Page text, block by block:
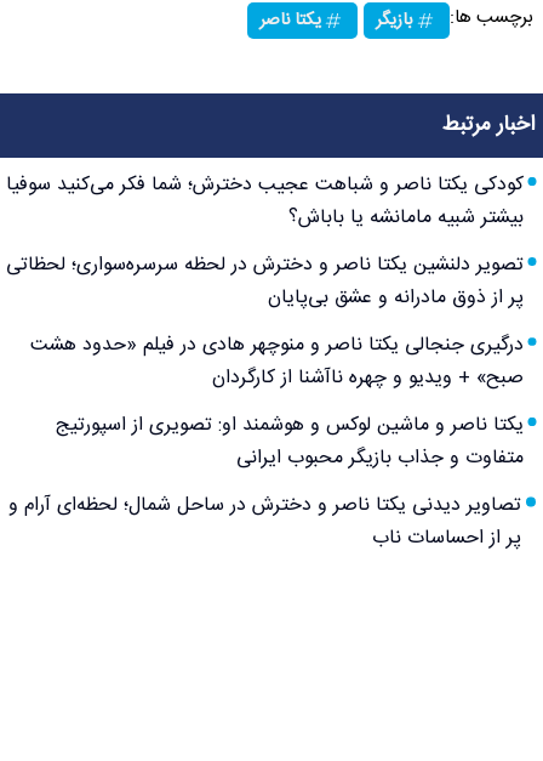
برچسب ها: بازیگر یکتا ناصر
اخبار مرتبط
کودکی یکتا ناصر و شباهت عجیب دخترش؛ شما فکر می‌کنید سوفیا
بیشتر شبیه مامانشه یا باباش؟
تصویر دلنشین یکتا ناصر و دخترش در لحظه سرسره‌سواری؛ لحظاتی
پر از ذوق مادرانه و عشق بی‌پایان
درگیری جنجالی یکتا ناصر و منوچهر هادی در فیلم «حدود هشت
صبح» + ویدیو و چهره ناآشنا از کارگردان
یکتا ناصر و ماشین لوکس و هوشمند او: تصویری از اسپورتیج
متفاوت و جذاب بازیگر محبوب ایرانی
تصاویر دیدنی یکتا ناصر و دخترش در ساحل شمال؛ لحظه‌ای آرام و
پر از احساسات ناب